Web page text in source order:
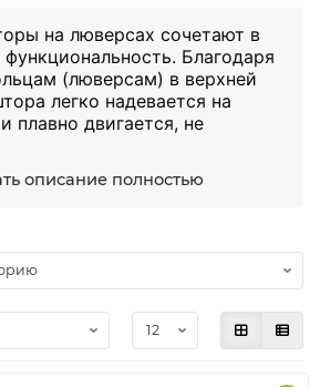
на люверсах сочетают в
Благодаря
(люверсам) в верхней
легко надевается на
плавно двигается, не
описание полностью